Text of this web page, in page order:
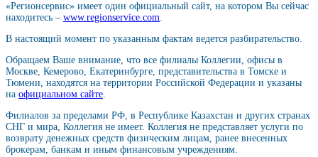
«Регионсервис» имеет один официальный сайт, на котором Вы сейчас
находитесь – www.regionservice.com.
В настоящий момент по указанным фактам ведется разбирательство.
Обращаем Ваше внимание, что все филиалы Коллегии, офисы в
Москве, Кемерово, Екатеринбурге, представительства в Томске и
Тюмени, находятся на территории Российской Федерации и указаны
на официальном сайте.
Филиалов за пределами РФ, в Республике Казахстан и других странах
СНГ и мира, Коллегия не имеет. Коллегия не представляет услуги по
возврату денежных средств физическим лицам, ранее внесенных
брокерам, банкам и иным финансовым учреждениям.